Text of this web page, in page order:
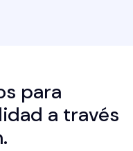
para
a través